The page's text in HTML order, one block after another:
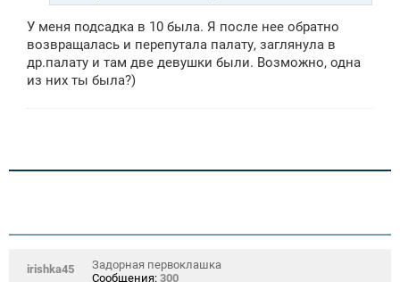
У меня подсадка в 10 была. Я после нее обратно
возвращалась и перепутала палату, заглянула в
др.палату и там две девушки были. Возможно, одна
из них ты была?)
irishka45
Задорная первоклашка
Сообщения: 300